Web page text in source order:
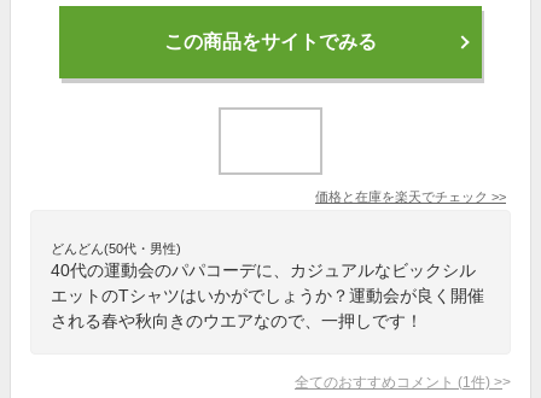
この商品をサイトでみる
価格と在庫を楽天でチェック >>
どんどん(50代・男性)
40代の運動会のパパコーデに、カジュアルなビックシル
エットのTシャツはいかがでしょうか？運動会が良く開催
される春や秋向きのウエアなので、一押しです！
全てのおすすめコメント (1 件) >